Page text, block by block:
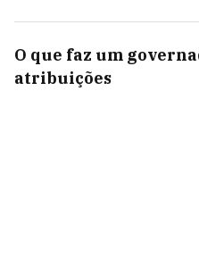
O que faz um
atribuições